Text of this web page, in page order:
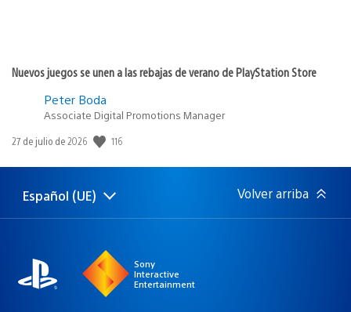
Nuevos juegos se unen a las rebajas de verano de PlayStation Store
Peter Boda
Associate Digital Promotions Manager
Fecha
publicación:
27 de julio de 2026 116
Selecciona
una
Región
actual:
Español (UE) Volver arriba
Sony
Interactive
Entertainment